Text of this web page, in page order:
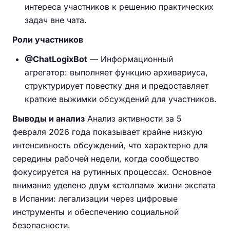
интереса участников к решению практических
задач вне чата.
Роли участников
@ChatLogixBot — Информационный
агрегатор: выполняет функцию архивариуса,
структурирует повестку дня и предоставляет
краткие выжимки обсуждений для участников.
Выводы и анализ Анализ активности за 5
февраля 2026 года показывает крайне низкую
интенсивность обсуждений, что характерно для
середины рабочей недели, когда сообщество
фокусируется на рутинных процессах. Основное
внимание уделено двум «столпам» жизни экспата
в Испании: легализации через цифровые
инструменты и обеспечению социальной
безопасности.